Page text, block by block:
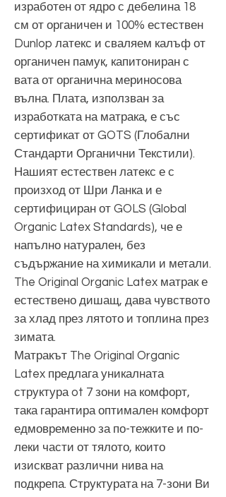
изработен от ядро с дебелина 18
см от органичен и 100% естествен
Dunlop латекс и сваляем калъф от
органичен памук, капитониран с
вата от органична мериносова
вълна. Плата, използван за
изработката на матрака, е със
сертификат от GOTS (Глобални
Стандарти Органични Текстили).
Нашият естествен латекс е с
произход от Шри Ланка и е
сертифициран от GOLS (Global
Organic Latex Standards), че е
напълно натурален, без
съдържание на химикали и метали.
The Original Organic Latex матрак е
естествено дишащ, дава чувството
за хлад през лятото и топлина през
зимата.
Матракът The Original Organic
Latex предлага уникалната
структура ot 7 зони на комфорт,
така гарантира оптимален комфорт
едмовременно за по-тежките и по-
леки части от тялото, които
изискват различни нива на
подкрепа. Структурата на 7-зони Ви